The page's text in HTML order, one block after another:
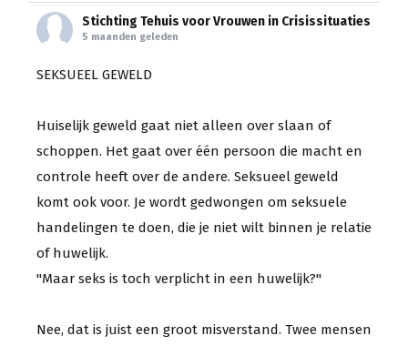
Stichting Tehuis voor Vrouwen in Crisissituaties
5 maanden geleden
SEKSUEEL GEWELD
Huiselijk geweld gaat niet alleen over slaan of
schoppen. Het gaat over één persoon die macht en
controle heeft over de andere. Seksueel geweld
komt ook voor. Je wordt gedwongen om seksuele
handelingen te doen, die je niet wilt binnen je relatie
of huwelijk.
"Maar seks is toch verplicht in een huwelijk?"
Nee, dat is juist een groot misverstand. Twee mensen